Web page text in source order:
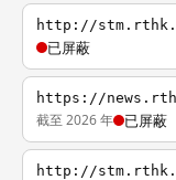
http://
已屏蔽
https://
截至 2026 年 已屏蔽
http://